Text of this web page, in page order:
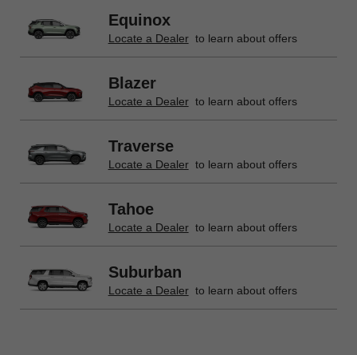
Equinox
Locate a Dealer to learn about offers
Blazer
Locate a Dealer to learn about offers
Traverse
Locate a Dealer to learn about offers
Tahoe
Locate a Dealer to learn about offers
Suburban
Locate a Dealer to learn about offers